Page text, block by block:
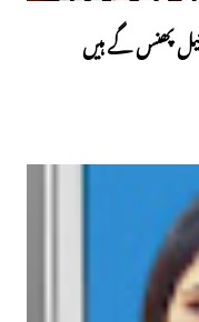
پھنس گے ہیں